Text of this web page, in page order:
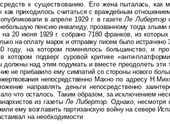
к существованию. Егожена пыталась, как
как приходилось считаться с враждебным
в апреле 1929 г. в газетеЛе Либертэр
пенсию инвалиду, прозванному тогда
на 20 июня 1929 г. собрано 7180франков, из
на оплату марок и отправку писем было
году, на котором поменялось большинство, и
котором подверг суровой критике «анти-
должны над этим подумать и вместе преодолеть
не прибавило ему симпатий со стороны нового
непосредственно Махно по адресу
направлять деньги непосредственно
что осталось. Таким образом, за исключением
из газетыЛеЛибертэр. Однако, несмотря
ему возглавить партизанскую войну на севере
на необходимости